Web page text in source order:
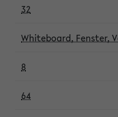
32
Whiteboard, Fenster,
8
64